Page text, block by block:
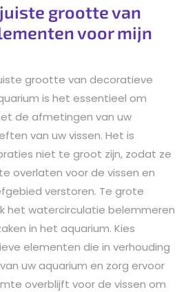
grootte van
voor mijn
grootte van decoratieve
is het essentieel om
de afmetingen van uw
van uw vissen. Het is
niet te groot zijn, zodat ze
overlaten voor de vissen en
verstoren. Te grote
het watercirculatie belemmeren
in het aquarium. Kies
elementen die in verhouding
uw aquarium en zorg ervoor
overblijft voor de vissen om